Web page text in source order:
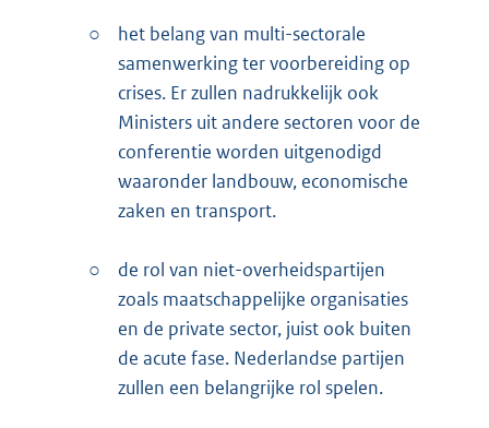
○
het belang van multi-sectorale
samenwerking ter voorbereiding op
crises. Er zullen nadrukkelijk ook
Ministers uit andere sectoren voor de
conferentie worden uitgenodigd
waaronder landbouw, economische
zaken en transport.
○
de rol van niet-overheidspartijen
zoals maatschappelijke organisaties
en de private sector, juist ook buiten
de acute fase. Nederlandse partijen
zullen een belangrijke rol spelen.